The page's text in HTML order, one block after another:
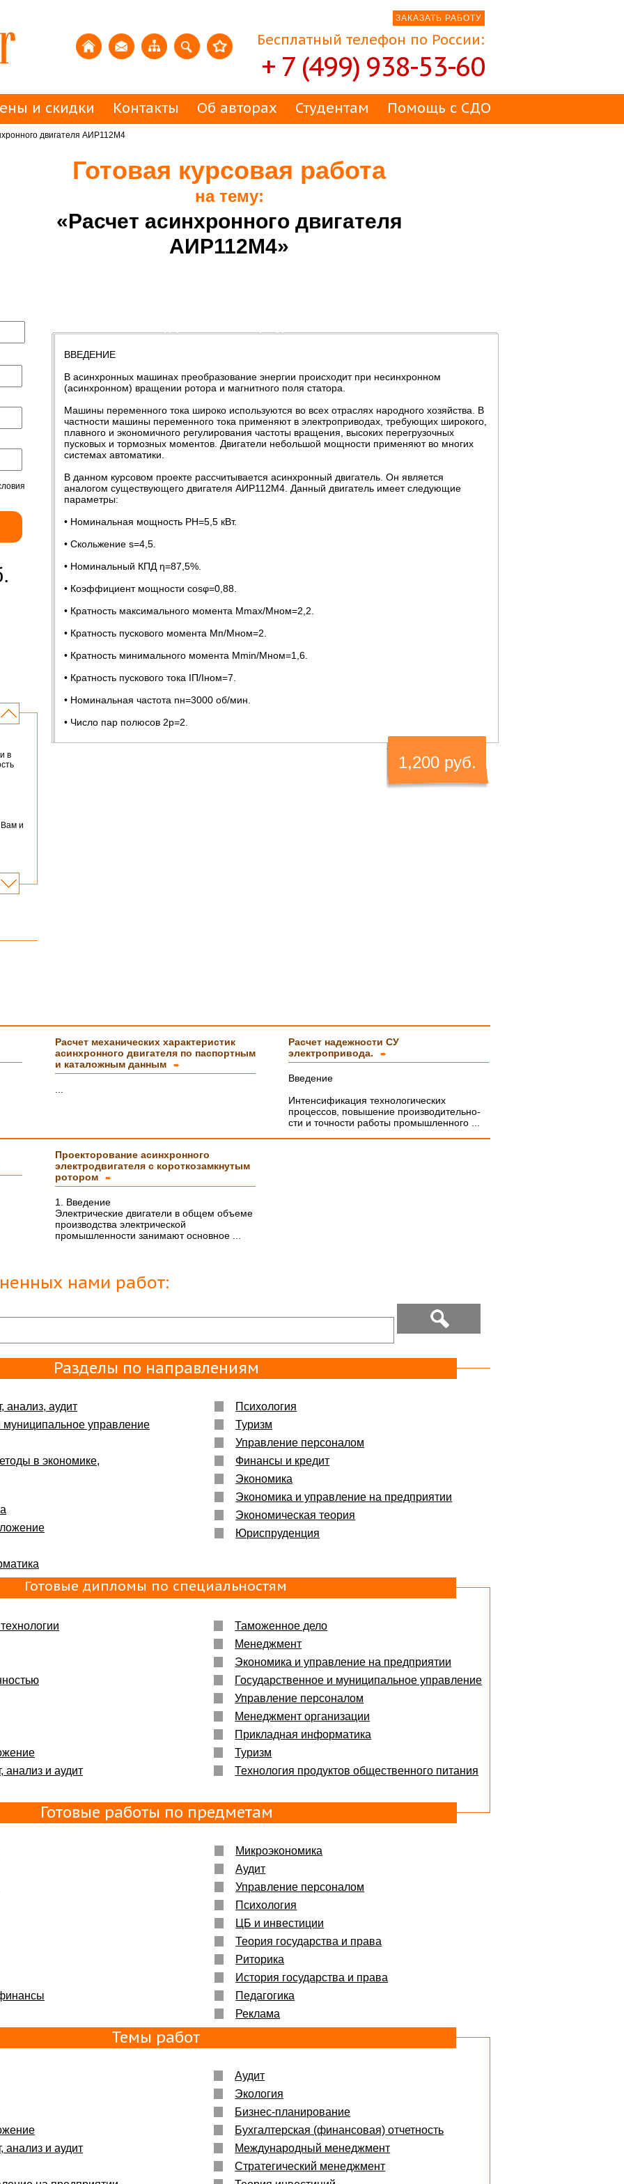
ЗАКАЗАТЬ РАБОТУ
Бесплатный телефон по России:
+ 7 (499) 938-53-60
и скидки Контакты Об авторах Студентам Помощь с СДО
двигателя АИР112М4
Готовая курсовая работа
на тему:
«Расчет асинхронного двигателя
АИР112М4»
в
и
и
то,
ВВЕДЕНИЕ
В асинхронных машинах преобразование энергии происходит при несинхронном
(асинхронном) вращении ротора и магнитного поля статора.
Машины переменного тока широко используются во всех отраслях народного хозяйства. В
частности машины переменного тока применяют в электроприводах, требующих широкого,
плавного и экономичного регулирования частоты вращения, высоких перегрузочных
пусковых и тормозных моментов. Двигатели небольшой мощности применяют во многих
системах автоматики.
В данном курсовом проекте рассчитывается асинхронный двигатель. Он является
аналогом существующего двигателя АИР112М4. Данный двигатель имеет следующие
параметры:
• Номинальная мощность РН=5,5 кВт.
• Скольжение s=4,5.
• Номинальный КПД η=87,5%.
• Коэффициент мощности cosφ=0,88.
• Кратность максимального момента Мmax/Mном=2,2.
• Кратность пускового момента Мп/Mном=2.
• Кратность минимального момента Мmin/Mном=1,6.
• Кратность пускового тока IП/Iном=7.
• Номинальная частота nн=3000 об/мин.
• Число пар полюсов 2р=2.
1,200 руб.
Расчет механических характеристик
асинхронного двигателя по паспортным
и каталожным данным
➨
...
Расчет надежности СУ
электропривода.
➨
Введение
Интенсификация технологических
процессов, повышение производительно-
сти и точности работы промышленного ...
Проекторование асинхронного
электродвигателя с короткозамкнутым
ротором
➨
1. Введение
Электрические двигатели в общем объеме
производства электрической
промышленности занимают основное ...
нами работ:
Разделы по направлениям
анализ, аудит
муниципальное управление
в экономике,
Психология
Туризм
Управление персоналом
Финансы и кредит
Экономика
Экономика и управление на предприятии
Экономическая теория
Юриспруденция
Готовые дипломы по специальностям
анализ и аудит
Таможенное дело
Менеджмент
Экономика и управление на предприятии
Государственное и муниципальное управление
Управление персоналом
Менеджмент организации
Прикладная информатика
Туризм
Технология продуктов общественного питания
Готовые работы по предметам
Микроэкономика
Аудит
Управление персоналом
Психология
ЦБ и инвестиции
Теория государства и права
Риторика
История государства и права
Педагогика
Реклама
Темы работ
анализ и аудит
Аудит
Экология
Бизнес-планирование
Бухгалтерская (финансовая) отчетность
Международный менеджмент
Стратегический менеджмент